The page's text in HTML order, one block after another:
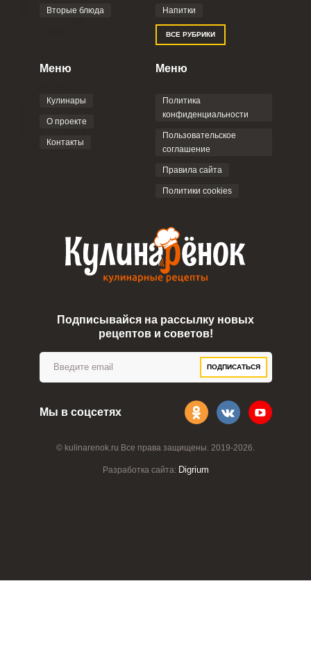
© kulinarenok.ru Все права защищены. 2019-2026.
Разработка сайта: Digrium
Вторые блюда Напитки
ВСЕ РУБРИКИ
Меню
Кулинары
О проекте
Контакты
Меню
Политика
конфиденциальности
Пользовательское
соглашение
Правила сайта
Политики cookies
Подписывайся на рассылку новых
рецептов и советов!
ПОДПИСАТЬСЯ
Мы в соцсетях